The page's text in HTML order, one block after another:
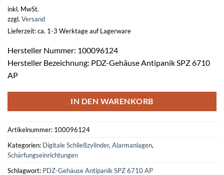
inkl. MwSt.
zzgl. Versand
Lieferzeit: ca. 1-3 Werktage auf Lagerware
Hersteller Nummer: 100096124
Hersteller Bezeichnung: PDZ-Gehäuse Antipanik SPZ 6710
AP
IN DEN WARENKORB
Artikelnummer: 100096124
Kategorien: Digitale Schließzylinder, Alarmanlagen,
Schärfungseinrichtungen
Schlagwort: PDZ-Gehäuse Antipanik SPZ 6710 AP